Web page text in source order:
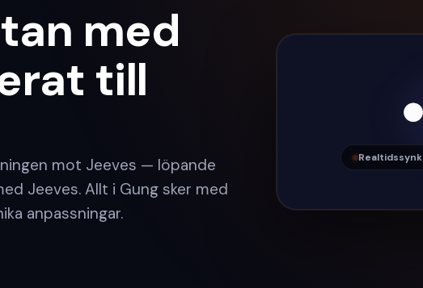
med
till
mot Jeeves — löpande
Jeeves. Allt i Gung sker med
anpassningar.
Realtidssynk